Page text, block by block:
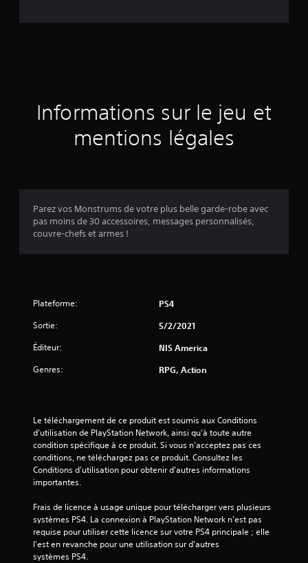
i
Informations sur le jeu et
mentions légales
Parez vos Monstrums de votre plus belle garde-robe avec
pas moins de 30 accessoires, messages personnalisés,
couvre-chefs et armes !
Plateforme: PS4
Sortie: 5/2/2021
Éditeur: NIS America
Genres: RPG, Action
Le téléchargement de ce produit est soumis aux Conditions
d'utilisation de PlayStation Network, ainsi qu'à toute autre
condition spécifique à ce produit. Si vous n'acceptez pas ces
conditions, ne téléchargez pas ce produit. Consultez les
Conditions d'utilisation pour obtenir d'autres informations
importantes.
Frais de licence à usage unique pour télécharger vers plusieurs
systèmes PS4. La connexion à PlayStation Network n'est pas
requise pour utiliser cette licence sur votre PS4 principale ; elle
l'est en revanche pour une utilisation sur d'autres
systèmes PS4.